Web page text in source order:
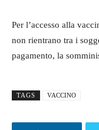
Per l’accesso alla
non rientrano tra i
pagamento, la
TAGS VACCINO